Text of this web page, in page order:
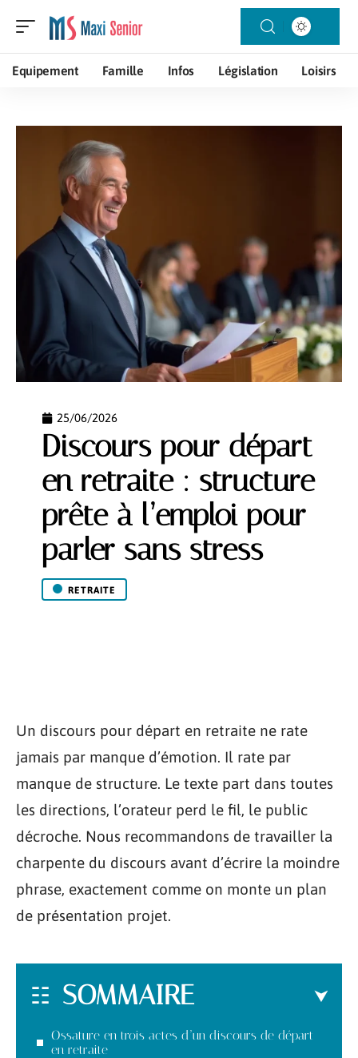
Equipement Famille Infos Législation Loisirs
25/06/2026
Discours pour départ
en retraite : structure
prête à l’emploi pour
parler sans stress
RETRAITE
Un discours pour départ en retraite ne rate
jamais par manque d’émotion. Il rate par
manque de structure. Le texte part dans toutes
les directions, l’orateur perd le fil, le public
décroche. Nous recommandons de travailler la
charpente du discours avant d’écrire la moindre
phrase, exactement comme on monte un plan
de présentation projet.
SOMMAIRE
Ossature en trois actes d’un discours de départ
en retraite